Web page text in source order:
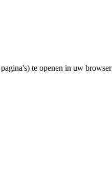
te openen in uw browser